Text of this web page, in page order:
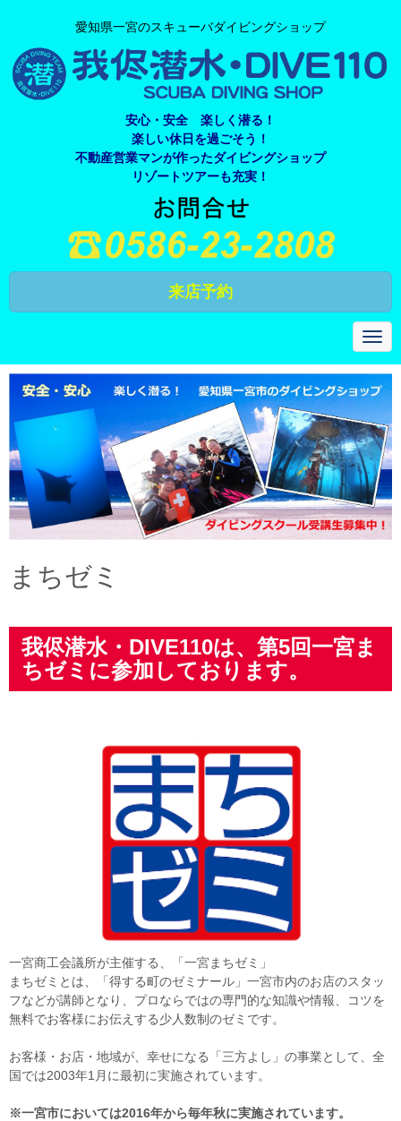
愛知県一宮のスキューバダイビングショップ
安心・安全 楽しく潜る！
楽しい休日を過ごそう！
不動産営業マンが作ったダイビングショップ
リゾートツアーも充実！
来店予約
N
a
v
i
g
a
t
i
o
n
まちゼミ
我侭潜水・DIVE110は、第5回一宮ま
ちゼミに参加しております。
一宮商工会議所が主催する、「一宮まちゼミ」
まちゼミとは、「得する町のゼミナール」一宮市内のお店のスタッ
フなどが講師となり、プロならではの専門的な知識や情報、コツを
無料でお客様にお伝えする少人数制のゼミです。
お客様・お店・地域が、幸せになる「三方よし」の事業として、全
国では2003年1月に最初に実施されています。
※一宮市においては2016年から毎年秋に実施されています。